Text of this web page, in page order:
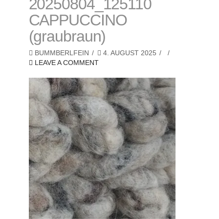
Bankauflagen,
Sitzkissen,
Kissen
und
Körbe,
Katzenkörbe,
20250804_125110
CAPPUCCINO
(graubraun)
BUMMBERLFEIN
4. AUGUST 2025
LEAVE A COMMENT